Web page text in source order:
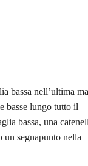
bassa nell’ultima
basse lungo tutto il
bassa, una
un segnapunto nella